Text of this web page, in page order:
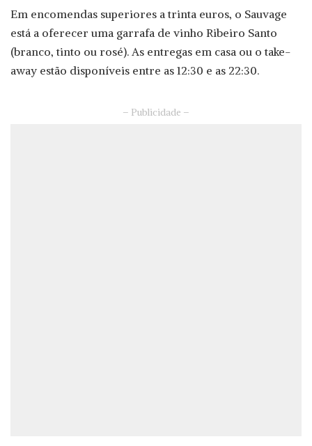
Em encomendas superiores a trinta euros, o Sauvage
está a oferecer uma garrafa de vinho Ribeiro Santo
(branco, tinto ou rosé). As entregas em casa ou o take-
away estão disponíveis entre as 12:30 e as 22:30.
– Publicidade –